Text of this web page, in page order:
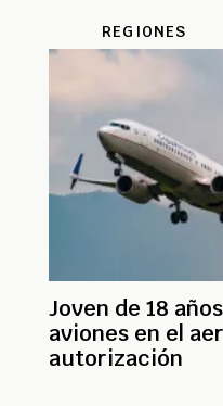
REGIONES
Joven de 18
aviones en el
autorización